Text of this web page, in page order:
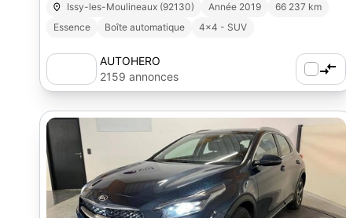
Issy-les-Moulineaux (92130) Année 2019
66 237 km
Essence
Boîte automatique 4x4 - SUV
AUTOHERO
2159 annonces